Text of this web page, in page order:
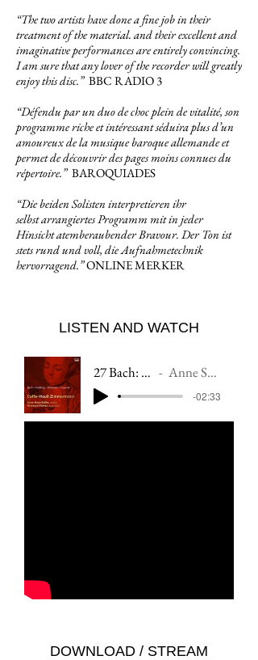
“The two artists have done a fine job in their
treatment of the material. and their excellent and
imaginative performances are entirely convincing.
I am sure that any lover of the recorder will greatly
enjoy this disc.”BBC RADIO 3
“Défendu par un duo de choc plein de vitalité, son
programme riche et intéressant séduira plus d’un
amoureux de la musique baroque allemande et
permet de découvrir des pages moins connues du
répertoire.” BAROQUIADES
“Die beiden Solisten interpretieren ihr
selbst arrangiertes Programm mit in jeder
Hinsicht atemberaubender Bravour. Der Ton ist
stets rund und voll, die Aufnahmetechnik
hervorragend.”ONLINE MERKER
LISTEN AND WATCH
27 Bach: Patchwork Sonata, Gigue Anne Suse Enßle, Reinhard Führer
-02:33
DOWNLOAD / STREAM